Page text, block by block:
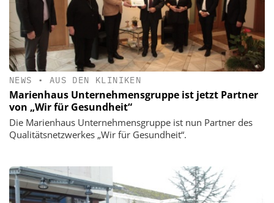
NEWS • AUS DEN KLINIKEN
Marienhaus Unternehmensgruppe ist jetzt Partner
von „Wir für Gesundheit“
Die Marienhaus Unternehmensgruppe ist nun Partner des
Qualitätsnetzwerkes „Wir für Gesundheit“.